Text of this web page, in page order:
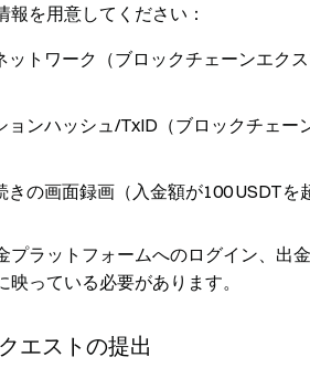
報を用意してください：
ットワーク（ブロックチェーンエク
ョンハッシュ/TxID（ブロックチェ
きの画面録画（入金額が100 USDTを
プラットフォームへのログイン、出
っている必要があります。
エストの提出